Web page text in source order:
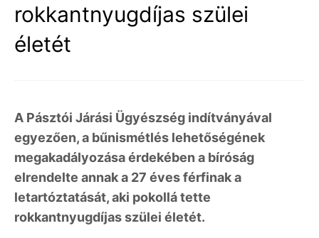
rokkantnyugdíjas szülei
életét
A Pásztói Járási Ügyészség indítványával
egyezően, a bűnismétlés lehetőségének
megakadályozása érdekében a bíróság
elrendelte annak a 27 éves férfinak a
letartóztatását, aki pokollá tette
rokkantnyugdíjas szülei életét.